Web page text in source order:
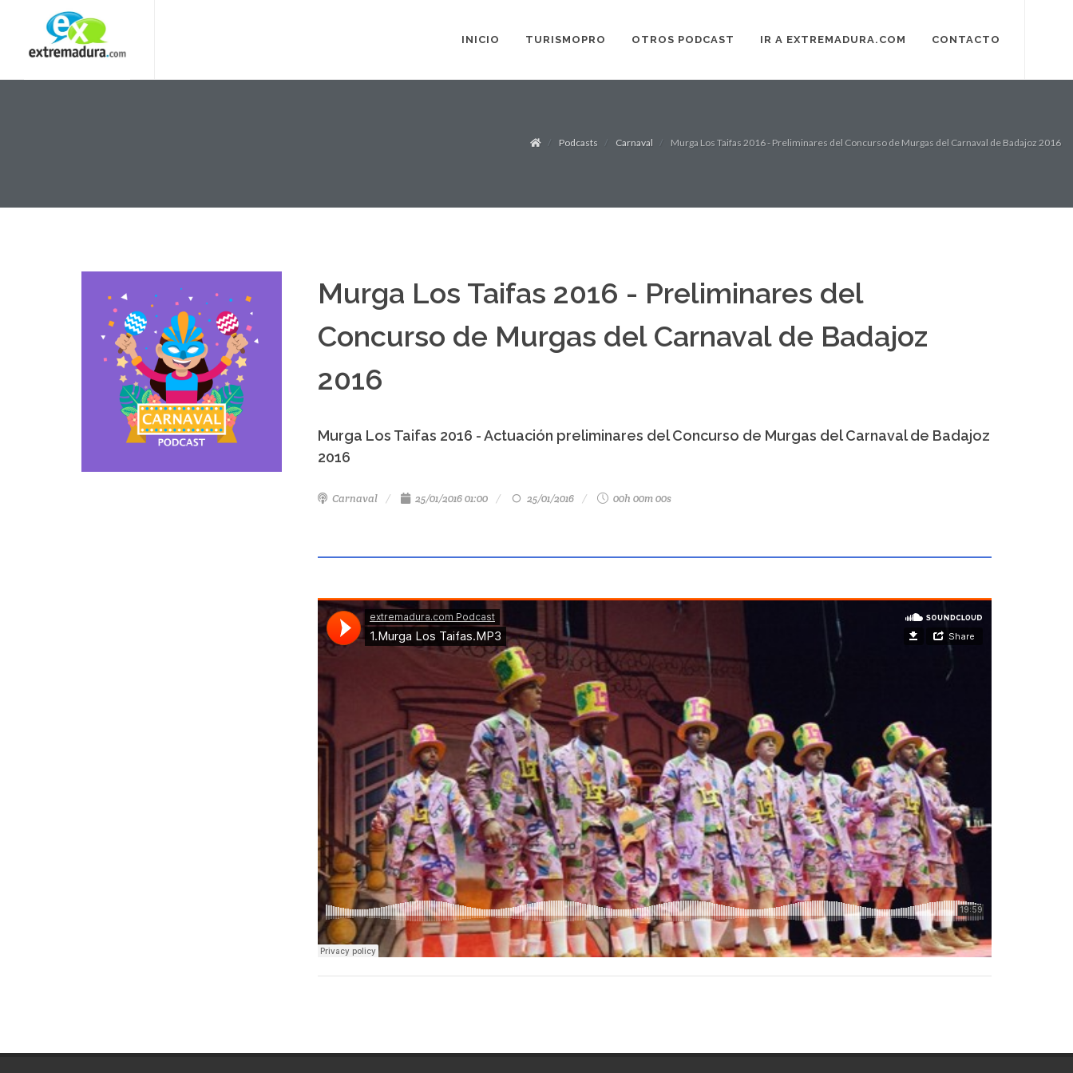
INICIO TURISMOPRO OTROS PODCAST IR A EXTREMADURA.COM CONTACTO
Podcasts Carnaval Murga Los Taifas 2016 - Preliminares del Concurso de Murgas del Carnaval de Badajoz 2016
Murga Los Taifas 2016 - Preliminares del
Concurso de Murgas del Carnaval de Badajoz
2016
Murga Los Taifas 2016 - Actuación preliminares del Concurso de Murgas del Carnaval de Badajoz
2016
Carnaval 25/01/2016 01:00 25/01/2016 00h 00m 00s